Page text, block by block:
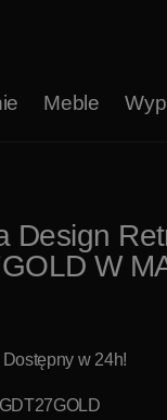
Meble
Design
W
w 24h!